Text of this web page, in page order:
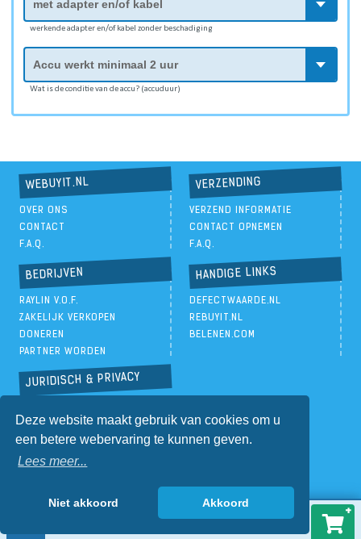
Deze website maakt gebruik van cookies om u
een betere webervaring te kunnen geven.
Lees meer...
Niet akkoord Akkoord
werkende adapter en/of kabel zonder beschadiging
Wat is de conditie van de accu? (accuduur)
€37,00
WEBUYIT.NL
OVER ONS
CONTACT
F.A.Q.
VERZENDING
VERZEND INFORMATIE
CONTACT OPNEMEN
F.A.Q.
BEDRIJVEN
RAYLIN V.O.F.
ZAKELIJK VERKOPEN
DONEREN
PARTNER WORDEN
HANDIGE LINKS
DEFECTWAARDE.NL
REBUYIT.NL
BELENEN.COM
JURIDISCH & PRIVACY
ALGEMENE VOORWAARDEN